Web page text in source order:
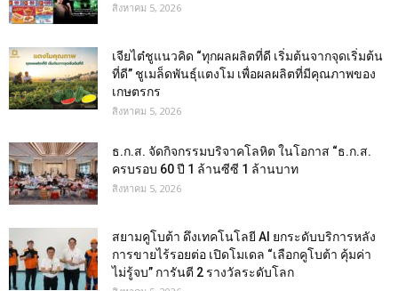
สิงหาคม 5, 2026
เจียไต๋ชูแนวคิด “ทุกผลผลิตที่ดี เริ่มต้นจากจุดเริ่มต้น
ที่ดี” ชูเมล็ดพันธุ์แตงโม เพื่อผลผลิตที่มีคุณภาพของ
เกษตรกร
สิงหาคม 5, 2026
ธ.ก.ส. จัดกิจกรรมบริจาคโลหิต ในโอกาส “ธ.ก.ส.
ครบรอบ 60 ปี 1 ล้านซีซี 1 ล้านบาท
สิงหาคม 5, 2026
สยามคูโบต้า ดึงเทคโนโลยี AI ยกระดับบริการหลัง
การขายไร้รอยต่อ เปิดโมเดล “เลือกคูโบต้า คุ้มค่า
ไม่รู้จบ” การันตี 2 รางวัลระดับโลก